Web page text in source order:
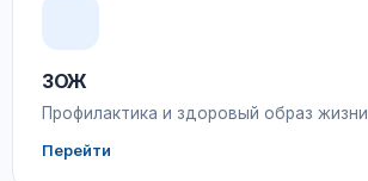
ЗОЖ
Профилактика и здоровый образ жизни
Перейти